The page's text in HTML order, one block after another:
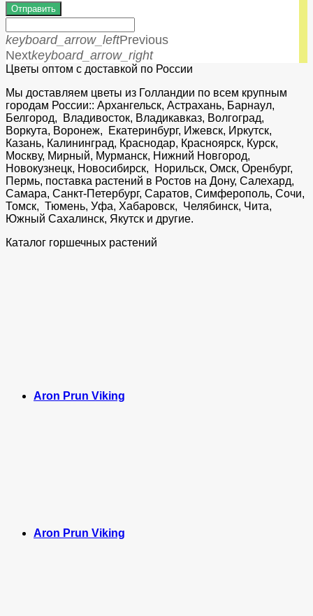
Отправить
keyboard_arrow_leftPrevious
Nextkeyboard_arrow_right
Цветы оптом с доставкой по России
Мы доставляем цветы из Голландии по всем крупным
городам России:: Архангельск, Астрахань, Барнаул,
Белгород, Владивосток, Владикавказ, Волгоград,
Воркута, Воронеж, Екатеринбург, Ижевск, Иркутск,
Казань, Калининград, Краснодар, Красноярск, Курск,
Москву, Мирный, Мурманск, Нижний Новгород,
Новокузнецк, Новосибирск, Норильск, Омск, Оренбург,
Пермь, поставка растений в Ростов на Дону, Салехард,
Самара, Санкт-Петербург, Саратов, Симферополь, Сочи,
Томск, Тюмень, Уфа, Хабаровск, Челябинск, Чита,
Южный Сахалинск, Якутск и другие.
Каталог горшечных растений
Aron Prun Viking
Aron Prun Viking